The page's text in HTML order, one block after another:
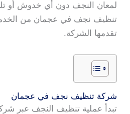
لمعان النجف دون أي خدوش أو
تنظيف نجف في عجمان من
تقدمها الشركة.
شركة تنظيف نجف في عجمان
تبدأ عملية تنظيف النجف عبر